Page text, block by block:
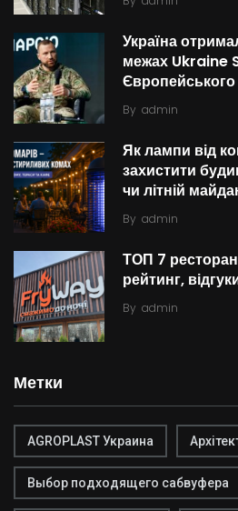
Україна
межах Ukraine
By admin
Як лампи від
захистити
чи літній
By admin
ТОП 7
рейтинг,
By admin
Метки
AGROPLAST Украина
Выбор подходящего сабвуфера